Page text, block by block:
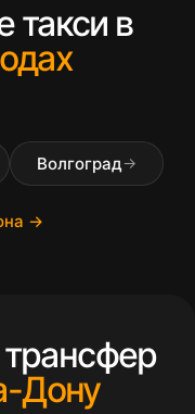
такси в
Волгоград→
→
Дону